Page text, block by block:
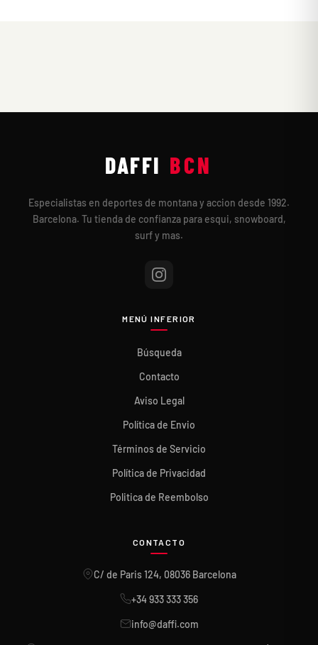
DAFFI BCN
Especialistas en deportes de montana y accion desde 1992.
Barcelona. Tu tienda de confianza para esqui, snowboard,
surf y mas.
MENÚ INFERIOR
Búsqueda
Contacto
Aviso Legal
Política de Envio
Términos de Servicio
Política de Privacidad
Politica de Reembolso
CONTACTO
C/ de Paris 124, 08036 Barcelona
+34 933 333 356
info@daffi.com